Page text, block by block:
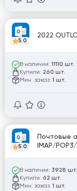
5.0
2022
В наличии: 11110 шт.
Купили: 260 шт.
Мин. заказ: 1 шт.
5.0
Почтовые
В наличии: 3928 шт.
Купили: 62 шт.
Мин. заказ: 1 шт.